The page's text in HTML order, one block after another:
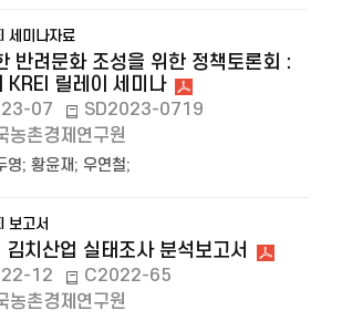
세미나자료
반려문화 조성을 위한 정책토론회 :
KREI 릴레이 세미나
07
SD2023-0719
농촌경제연구원
영; 황윤재; 우연철;
보고서
치산업 실태조사 분석보고서
12
C2022-65
농촌경제연구원